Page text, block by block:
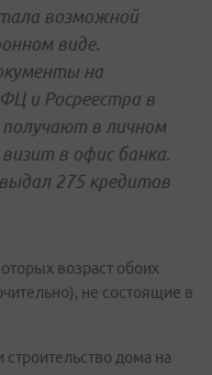
возможной
виде.
на
и Росреестра в
получают в личном
в офис банка.
275 кредитов
возраст обоих
не состоящие в
дома на